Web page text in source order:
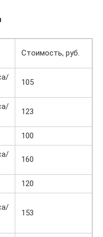
Стоимость, руб.
105
123
100
160
120
153